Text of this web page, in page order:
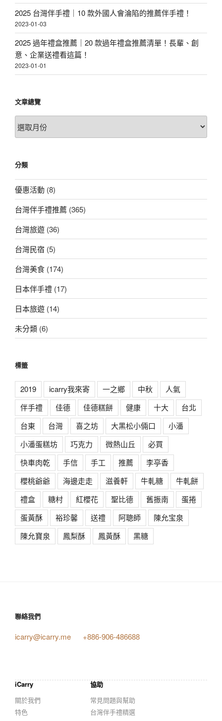
2025 台灣伴手禮｜10 款外國人會淪陷的推薦伴手禮！
2023-01-03
2025 過年禮盒推薦｜20 款過年禮盒推薦清單！長輩、創
意、企業送禮看這篇！
2023-01-01
文章總覽
文
章
分類
優惠活動 (8)
台灣伴手禮推薦 (365)
台灣旅遊 (36)
台灣民宿 (5)
台灣美食 (174)
日本伴手禮 (17)
日本旅遊 (14)
未分類 (6)
標籤
2019 icarry我來寄 一之鄉 中秋
人氣
伴手禮
佳德 佳德糕餅 健康 十大
台北
台東
台灣 喜之坊 大黑松小倆口
小潘
小潘蛋糕坊
巧克力 微熱山丘
必買
快車肉乾
手信 手工 推薦
李亭香
櫻桃爺爺
海邊走走 滋養軒 牛軋糖
牛軋餅
禮盒
糖村 紅櫻花 聖比德 舊振南
蛋捲
蛋黃酥
裕珍馨 送禮 阿聰師
陳允宝泉
陳允寶泉
鳳梨酥 鳳黃酥 黑糖
聯絡我們
icarry@icarry.me +886-906-486688
iCarry
關於我們
特色
協助
常見問題與幫助
台灣伴手禮精選